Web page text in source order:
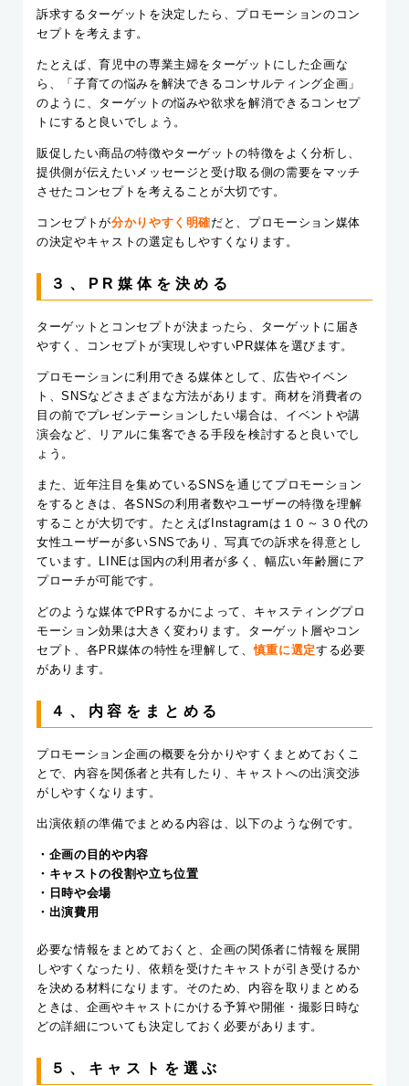
訴求するターゲットを決定したら、プロモーションのコン
セプトを考えます。
たとえば、育児中の専業主婦をターゲットにした企画な
ら、「子育ての悩みを解決できるコンサルティング企画」
のように、ターゲットの悩みや欲求を解消できるコンセプ
トにすると良いでしょう。
販促したい商品の特徴やターゲットの特徴をよく分析し、
提供側が伝えたいメッセージと受け取る側の需要をマッチ
させたコンセプトを考えることが大切です。
コンセプトが分かりやすく明確だと、プロモーション媒体
の決定やキャストの選定もしやすくなります。
３、PR媒体を決める
ターゲットとコンセプトが決まったら、ターゲットに届き
やすく、コンセプトが実現しやすいPR媒体を選びます。
プロモーションに利用できる媒体として、広告やイベン
ト、SNSなどさまざまな方法があります。商材を消費者の
目の前でプレゼンテーションしたい場合は、イベントや講
演会など、リアルに集客できる手段を検討すると良いでし
ょう。
また、近年注目を集めているSNSを通じてプロモーション
をするときは、各SNSの利用者数やユーザーの特徴を理解
することが大切です。たとえばInstagramは１０～３０代の
女性ユーザーが多いSNSであり、写真での訴求を得意とし
ています。LINEは国内の利用者が多く、幅広い年齢層にア
プローチが可能です。
どのような媒体でPRするかによって、キャスティングプロ
モーション効果は大きく変わります。ターゲット層やコン
セプト、各PR媒体の特性を理解して、慎重に選定する必要
があります。
４、内容をまとめる
プロモーション企画の概要を分かりやすくまとめておくこ
とで、内容を関係者と共有したり、キャストへの出演交渉
がしやすくなります。
出演依頼の準備でまとめる内容は、以下のような例です。
・企画の目的や内容
・キャストの役割や立ち位置
・日時や会場
・出演費用
必要な情報をまとめておくと、企画の関係者に情報を展開
しやすくなったり、依頼を受けたキャストが引き受けるか
を決める材料になります。そのため、内容を取りまとめる
ときは、企画やキャストにかける予算や開催・撮影日時な
どの詳細についても決定しておく必要があります。
５、キャストを選ぶ